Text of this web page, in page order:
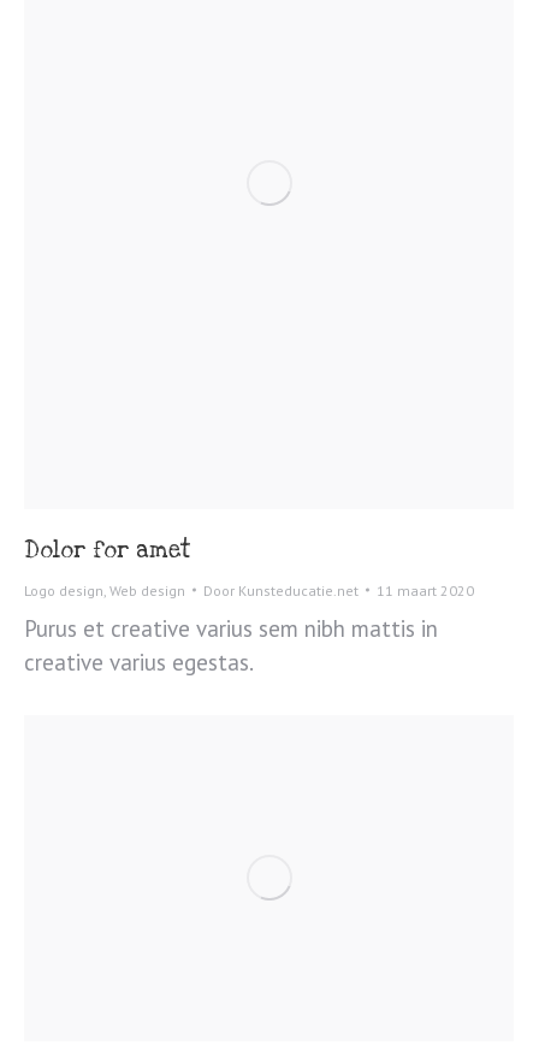
Dolor for amet
Logo design Web design Door Kunsteducatie.net 11 maart 2020
Purus et creative varius sem nibh mattis in
creative varius egestas.